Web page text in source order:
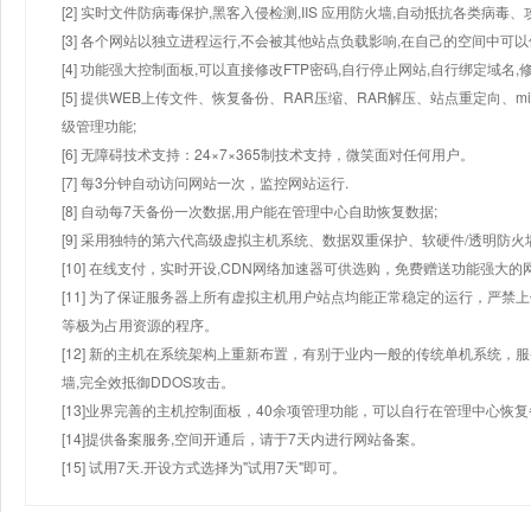
[2] 实时文件防病毒保护,黑客入侵检测,IIS 应用防火墙,自动抵抗各类病毒、
[3] 各个网站以独立进程运行,不会被其他站点负载影响,在自己的空间中可
[4] 功能强大控制面板,可以直接修改FTP密码,自行停止网站,自行绑定域名,
[5] 提供WEB上传文件、恢复备份、RAR压缩、RAR解压、站点重定向、
级管理功能;
[6] 无障碍技术支持：24×7×365制技术支持，微笑面对任何用户。
[7] 每3分钟自动访问网站一次，监控网站运行.
[8] 自动每7天备份一次数据,用户能在管理中心自助恢复数据;
[9] 采用独特的第六代高级虚拟主机系统、数据双重保护、软硬件/透明防火
[10] 在线支付，实时开设,CDN网络加速器可供选购，免费赠送功能强大
[11] 为了保证服务器上所有虚拟主机用户站点均能正常稳定的运行，严禁
等极为占用资源的程序。
[12] 新的主机在系统架构上重新布置，有别于业内一般的传统单机系统，
墙,完全效抵御DDOS攻击。
[13]业界完善的主机控制面板，40余项管理功能，可以自行在管理中心恢
[14]提供备案服务,空间开通后，请于7天内进行网站备案。
[15] 试用7天.开设方式选择为"试用7天"即可。